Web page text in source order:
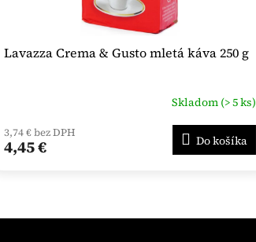
Lavazza Crema & Gusto mletá káva 250 g
Skladom (> 5 ks)
3,74 € bez DPH
4,45 € Do košíka